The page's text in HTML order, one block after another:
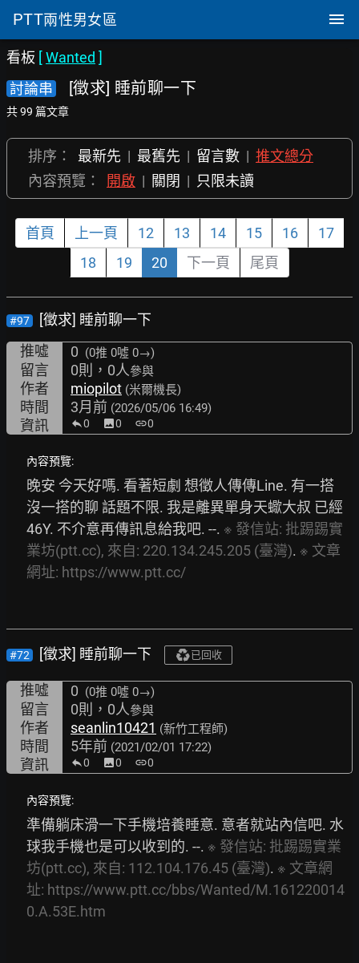
PTT兩性男女區
看板 [Wanted ]
討論串
[徵求] 睡前聊一下
共 99 篇文章
排序： 最新先 | 最舊先 | 留言數 | 推文總分
內容預覽：
開啟 | 關閉 | 只限未讀
首頁 上一頁 12 13 14 15 16
17
18
19 20 下一頁 尾頁
#97
[徵求] 睡前聊一下
推噓
0 (0推 0噓 0→)
留言 0則，0人參與
作者 miopilot (米爾機長)
時間 3月前 (2026/05/06 16:49)
資訊 0 image0 link0
內容預覽:
晚安 今天好嗎. 看著短劇 想徵人傳傳Line. 有一搭
沒一搭的聊 話題不限. 我是離異單身天蠍大叔 已經
46Y. 不介意再傳訊息給我吧. --. ※ 發信站: 批踢踢實
業坊(ptt.cc), 來自: 220.134.245.205 (臺灣). ※ 文章
網址: https://www.ptt.cc/
#72 [徵求] 睡前聊一下 已回收
推噓 0 (0推 0噓 0→)
留言 0則，0人參與
作者 seanlin10421 (新竹工程師)
時間 5年前 (2021/02/01 17:22)
資訊 0 image0 link0
內容預覽:
準備躺床滑一下手機培養睡意. 意者就站內信吧. 水
球我手機也是可以收到的. --. ※ 發信站: 批踢踢實業
坊(ptt.cc), 來自: 112.104.176.45 (臺灣). ※ 文章網
址: https://www.ptt.cc/bbs/Wanted/M.161220014
0.A.53E.htm